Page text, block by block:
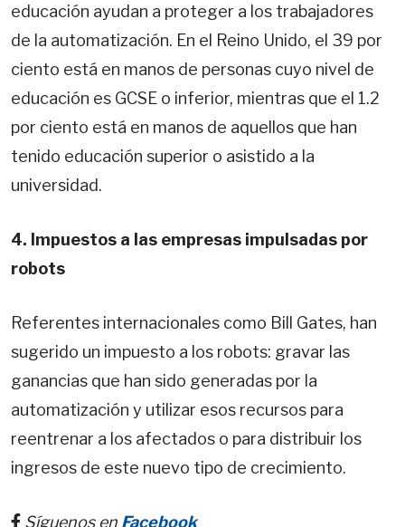
educación ayudan a proteger a los trabajadores
de la automatización. En el Reino Unido, el 39 por
ciento está en manos de personas cuyo nivel de
educación es GCSE o inferior, mientras que el 1.2
por ciento está en manos de aquellos que han
tenido educación superior o asistido a la
universidad.
4. Impuestos a las empresas impulsadas por
robots
Referentes internacionales como Bill Gates, han
sugerido un impuesto a los robots: gravar las
ganancias que han sido generadas por la
automatización y utilizar esos recursos para
reentrenar a los afectados o para distribuir los
ingresos de este nuevo tipo de crecimiento.
Síguenos en Facebook